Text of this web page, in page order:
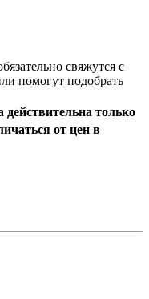
свяжутся с
помогут подобрать
только
от цен в